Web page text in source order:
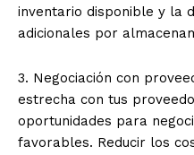
inventario disponible y la
adicionales por
3. Negociación con
estrecha con tus
oportunidades para
favorables. Reducir los